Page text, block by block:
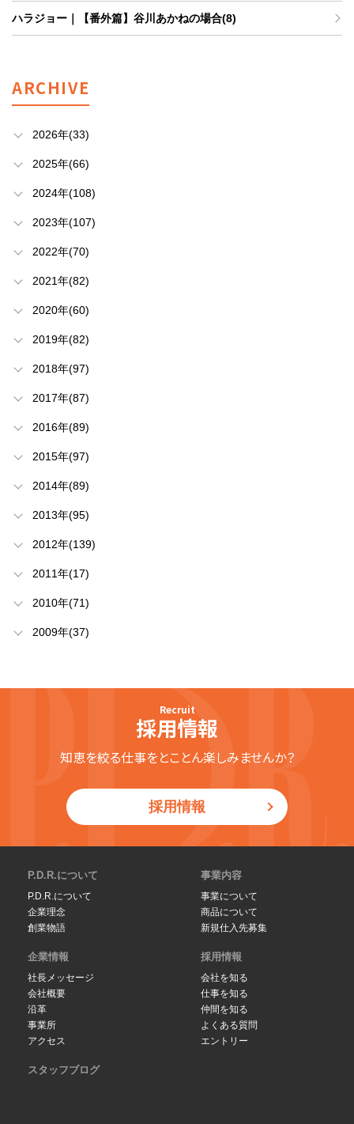
ハラジョー｜【番外篇】谷川あかねの場合(8)
ARCHIVE
2026年(33)
2025年(66)
2024年(108)
2023年(107)
2022年(70)
2021年(82)
2020年(60)
2019年(82)
2018年(97)
2017年(87)
2016年(89)
2015年(97)
2014年(89)
2013年(95)
2012年(139)
2011年(17)
2010年(71)
2009年(37)
Recruit
採用情報
知恵を絞る仕事をとことん楽しみませんか？
採用情報
P.D.R.について
P.D.R.について
企業理念
創業物語
事業内容
事業について
商品について
新規仕入先募集
企業情報
社長メッセージ
会社概要
沿革
事業所
アクセス
採用情報
会社を知る
仕事を知る
仲間を知る
よくある質問
エントリー
スタッフブログ